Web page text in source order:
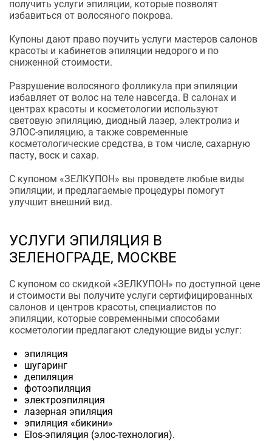
получить услуги эпиляции, которые позволят
избавиться от волосяного покрова.
Купоны дают право поучить услуги мастеров салонов
красоты и кабинетов эпиляции недорого и по
сниженной стоимости.
Разрушение волосяного фолликула при эпиляции
избавляет от волос на теле навсегда. В салонах и
центрах красоты и косметологии используют
световую эпиляцию, диодный лазер, электролиз и
ЭЛОС-эпиляцию, а также современные
косметологические средства, в том числе, сахарную
пасту, воск и сахар.
С купоном «ЗЕЛКУПОН» вы проведете любые виды
эпиляции, и предлагаемые процедуры помогут
улучшит внешний вид.
УСЛУГИ ЭПИЛЯЦИЯ В
ЗЕЛЕНОГРАДЕ, МОСКВЕ
С купоном со скидкой «ЗЕЛКУПОН» по доступной цене
и стоимости вы получите услуги сертифицированных
салонов и центров красоты, специалистов по
эпиляции, которые современными способами
косметологии предлагают следующие виды услуг:
эпиляция
шугаринг
депиляция
фотоэпиляция
электроэпиляция
лазерная эпиляция
эпиляция «бикини»
Elos-эпиляция (элос-технология).